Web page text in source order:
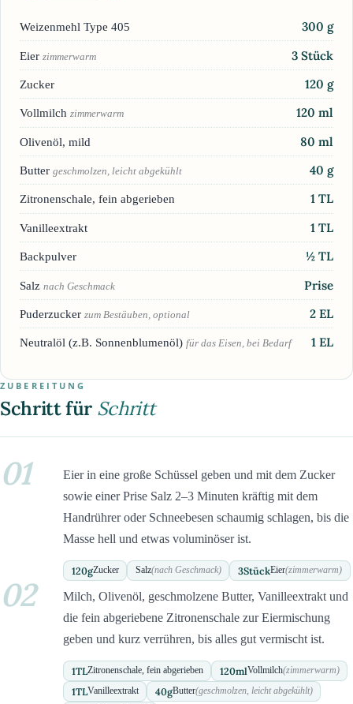
Weizenmehl Type 405 300 g
Eier zimmerwarm 3 Stück
Zucker 120 g
Vollmilch zimmerwarm 120 ml
Olivenöl, mild 80 ml
Butter geschmolzen, leicht abgekühlt 40 g
Zitronenschale, fein abgerieben 1 TL
Vanilleextrakt 1 TL
Backpulver ½ TL
Salz nach Geschmack Prise
Puderzucker zum Bestäuben, optional 2 EL
Neutralöl (z.B. Sonnenblumenöl) für das Eisen, bei Bedarf 1 EL
ZUBEREITUNG
Schritt für Schritt
01
Eier in eine große Schüssel geben und mit dem Zucker
sowie einer Prise Salz 2–3 Minuten kräftig mit dem
Handrührer oder Schneebesen schaumig schlagen, bis die
Masse hell und etwas voluminöser ist.
120gZucker Salz(nach Geschmack) 3StückEier(zimmerwarm)
02
Milch, Olivenöl, geschmolzene Butter, Vanilleextrakt und
die fein abgeriebene Zitronenschale zur Eiermischung
geben und kurz verrühren, bis alles gut vermischt ist.
1TLZitronenschale, fein abgerieben 120mlVollmilch(zimmerwarm)
1TLVanilleextrakt 40gButter(geschmolzen, leicht abgekühlt)